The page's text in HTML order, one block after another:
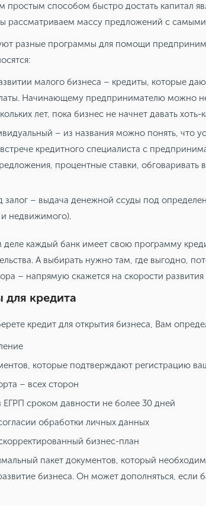
простым способом быстро достать капитал
рассматриваем массу предложений с
разные программы для помощи
малого бизнеса – кредиты, которые
Начинающему предпринимателю можно не
лет, пока бизнес не начнет давать хоть-
– из названия можно понять, что
кредитного специалиста с
процентные ставки, обговаривать
залог – выдача денежной ссуды под
недвижимого).
каждый банк имеет свою программу
А выбирать нужно там, где выгодно,
– напрямую скажется на скорости развития
кредита
кредит для открытия бизнеса, Вам
которые подтверждают регистрацию
– всех сторон
ЕГРП сроком давности не более 30 дней
обработки личных данных
бизнес-план
пакет документов, который необходим
бизнеса. Он может дополняться, если